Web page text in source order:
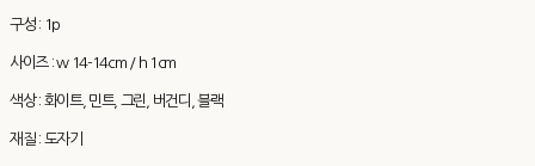
구성 : 1p
사이즈 : w 14-14cm / h 1cm
색상 : 화이트, 민트, 그린, 버건디, 블랙
재질 : 도자기